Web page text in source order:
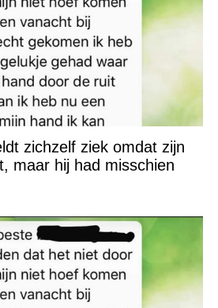
zichzelf ziek omdat zijn
maar hij had misschien